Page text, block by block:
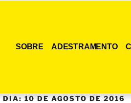
SOBRE ADESTRAMENTO
DIA:10 DE AGOSTO DE 2016